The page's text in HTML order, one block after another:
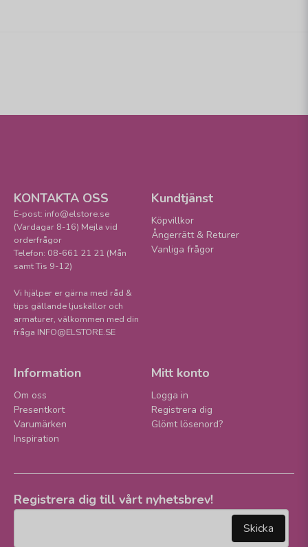
KONTAKTA OSS
E-post: info@elstore.se
(Vardagar 8-16) Mejla vid
orderfrågor
Telefon: 08-661 21 21 (Mån
samt Tis 9-12)
Vi hjälper er gärna med råd &
tips gällande ljuskällor och
armaturer, välkommen med din
fråga INFO@ELSTORE.SE
Kundtjänst
Köpvillkor
Ångerrätt & Returer
Vanliga frågor
Information
Om oss
Presentkort
Varumärken
Inspiration
Mitt konto
Logga in
Registrera dig
Glömt lösenord?
Registrera dig till vårt nyhetsbrev!
Skicka